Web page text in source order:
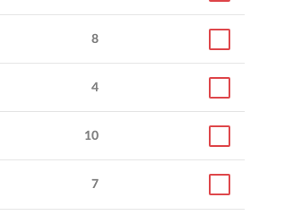
8
4
10
7